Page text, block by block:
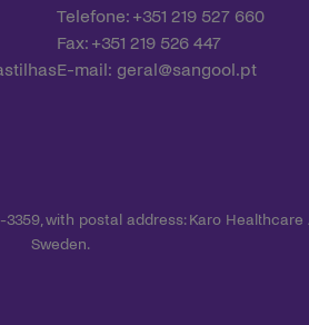
Telefone: +351 219 527 660
Fax: +351 219 526 447
E-mail: geral@sangool.pt
with postal address: Karo Healthcare
Sweden.